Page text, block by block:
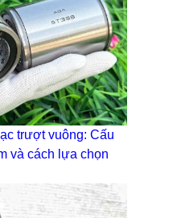
trượt vuông: Cấu
và cách lựa chọn